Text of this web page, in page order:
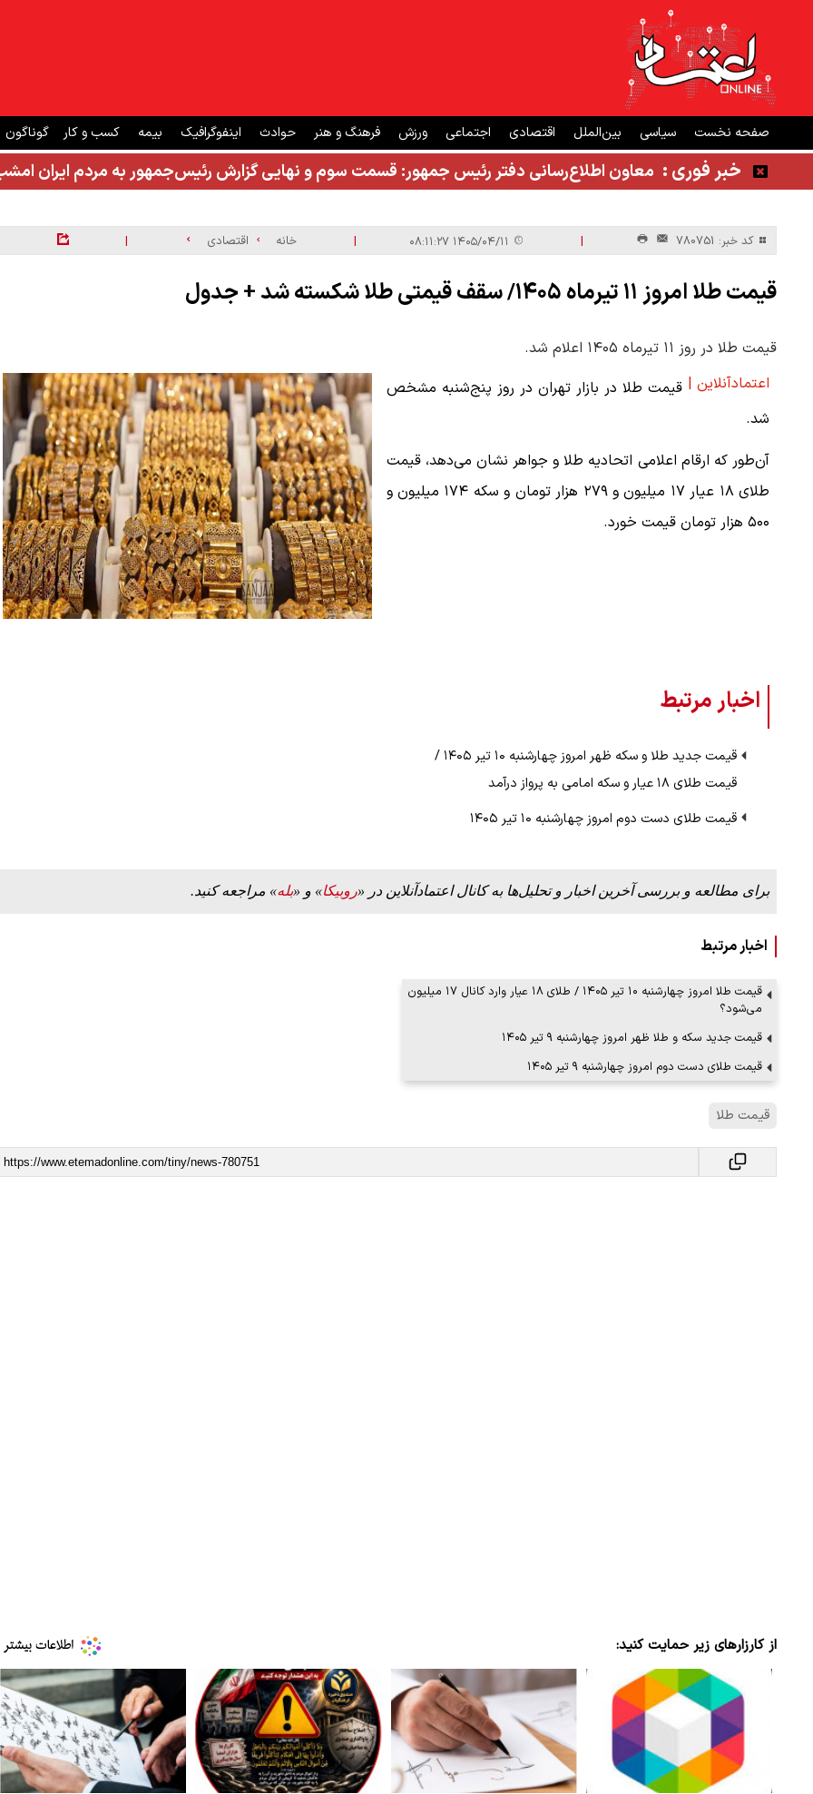
صفحه نخست سیاسی بین‌الملل اقتصادی اجتماعی ورزش فرهنگ و هنر حوادث اینفوگرافیک بیمه کسب و کار گوناگون
خبر فوری : معاون اطلاع‌رسانی دفتر رئیس جمهور: قسمت سوم و نهایی گزارش رئیس‌جمهور به مردم ایران
کد خبر: 780751 |
| خانه اقتصادی |
قیمت طلا امروز ۱۱ تیرماه ۱۴۰۵/ سقف قیمتی طلا شکسته شد + جدول
قیمت طلا در روز ۱۱ تیرماه ۱۴۰۵ اعلام شد.
اعتمادآنلاین | قیمت طلا در بازار تهران در روز پنج‌شنبه مشخص
شد.
آن‌طور که ارقام اعلامی اتحادیه طلا و جواهر نشان می‌دهد، قیمت
طلای ۱۸ عیار ۱۷ میلیون و ۲۷۹ هزار تومان و سکه ۱۷۴ میلیون و
۵۰۰ هزار تومان قیمت خورد.
اخبار مرتبط
قیمت جدید طلا و سکه ظهر امروز چهارشنبه ۱۰ تیر ۱۴۰۵ /
قیمت طلای ۱۸ عیار و سکه امامی به پرواز درآمد
قیمت طلای دست دوم امروز چهارشنبه ۱۰ تیر ۱۴۰۵
برای مطالعه و بررسی آخرین اخبار و تحلیل‌ها به کانال اعتمادآنلاین در «روبیکا» و «بله» مراجعه کنید.
اخبار مرتبط
قیمت طلا امروز چهارشنبه ۱۰ تیر ۱۴۰۵ / طلای ۱۸ عیار وارد کانال ۱۷ میلیون
می‌شود؟
قیمت جدید سکه و طلا ظهر امروز چهارشنبه ۹ تیر ۱۴۰۵
قیمت طلای دست دوم امروز چهارشنبه ۹ تیر ۱۴۰۵
قیمت طلا
از کارزارهای زیر حمایت کنید: